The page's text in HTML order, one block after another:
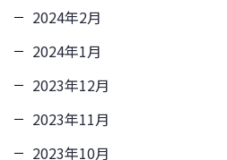
2024年2月
2024年1月
2023年12月
2023年11月
2023年10月